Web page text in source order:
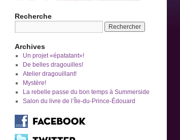
Recherche
Archives
Un projet «épatatant»!
De belles dragouilles!
Atelier dragouillant!
Mystère!
La rebelle passe du bon temps à Summerside
Salon du livre de l’Île-du-Prince-Édouard